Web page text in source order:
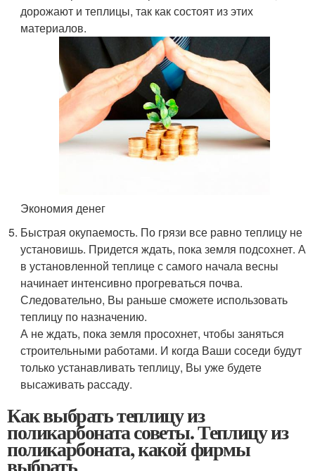
дорожают и теплицы, так как состоят из этих
материалов.
Экономия денег
Быстрая окупаемость. По грязи все равно теплицу не
установишь. Придется ждать, пока земля подсохнет. А
в установленной теплице с самого начала весны
начинает интенсивно прогреваться почва.
Следовательно, Вы раньше сможете использовать
теплицу по назначению.
А не ждать, пока земля просохнет, чтобы заняться
строительными работами. И когда Ваши соседи будут
только устанавливать теплицу, Вы уже будете
высаживать рассаду.
Как выбрать теплицу из
поликарбоната советы. Теплицу из
поликарбоната, какой фирмы